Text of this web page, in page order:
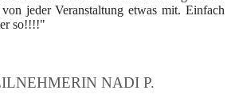
jeder Veranstaltung etwas mit. Einfach
so!!!!"
NADI P.